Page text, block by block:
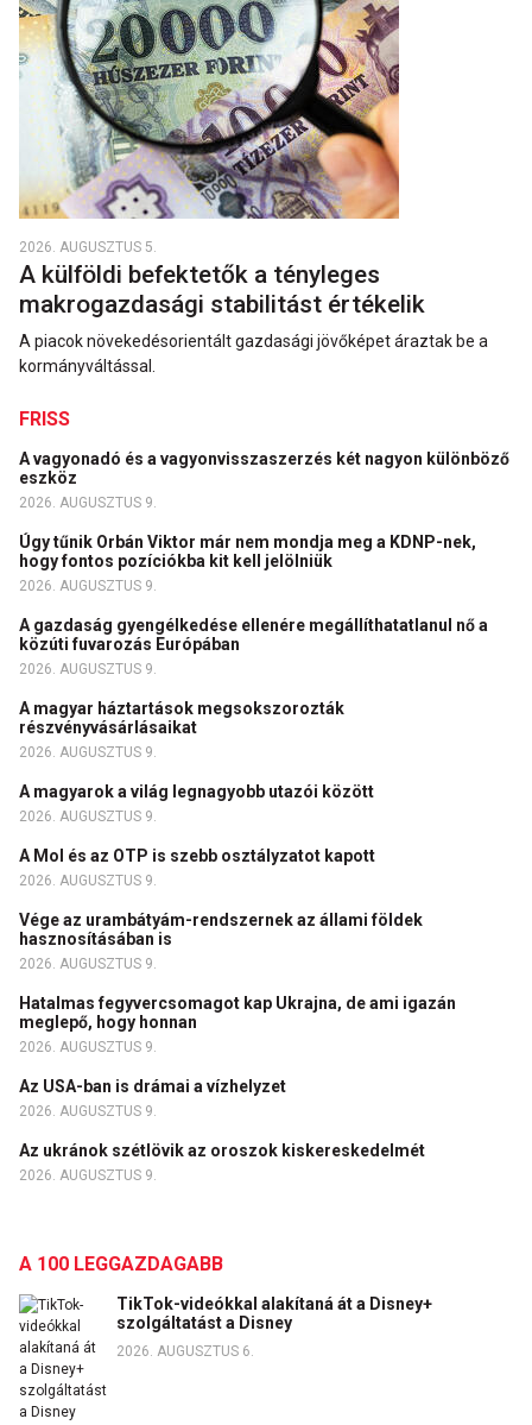
2026. AUGUSZTUS 5.
A külföldi befektetők a tényleges
makrogazdasági stabilitást értékelik
A piacok növekedésorientált gazdasági jövőképet áraztak be a
kormányváltással.
FRISS
A vagyonadó és a vagyonvisszaszerzés két nagyon különböző
eszköz
2026. AUGUSZTUS 9.
Úgy tűnik Orbán Viktor már nem mondja meg a KDNP-nek,
hogy fontos pozíciókba kit kell jelölniük
2026. AUGUSZTUS 9.
A gazdaság gyengélkedése ellenére megállíthatatlanul nő a
közúti fuvarozás Európában
2026. AUGUSZTUS 9.
A magyar háztartások megsokszorozták
részvényvásárlásaikat
2026. AUGUSZTUS 9.
A magyarok a világ legnagyobb utazói között
2026. AUGUSZTUS 9.
A Mol és az OTP is szebb osztályzatot kapott
2026. AUGUSZTUS 9.
Vége az urambátyám-rendszernek az állami földek
hasznosításában is
2026. AUGUSZTUS 9.
Hatalmas fegyvercsomagot kap Ukrajna, de ami igazán
meglepő, hogy honnan
2026. AUGUSZTUS 9.
Az USA-ban is drámai a vízhelyzet
2026. AUGUSZTUS 9.
Az ukránok szétlövik az oroszok kiskereskedelmét
2026. AUGUSZTUS 9.
A 100 LEGGAZDAGABB
TikTok-videókkal alakítaná át a Disney+
szolgáltatást a Disney
2026. AUGUSZTUS 6.